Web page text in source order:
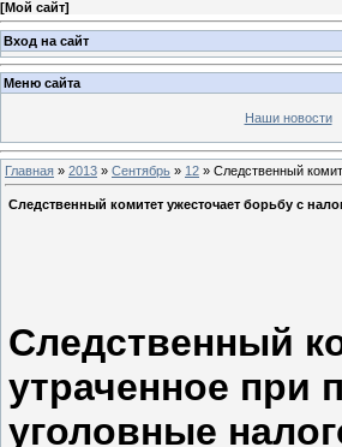
[Мой сайт]
Вход на сайт
Меню сайта
Наши новости
Главная » 2013 » Сентябрь » 12 » Следственный
Следственный комитет ужесточает борьбу с
Следственный
утраченное при
уголовные